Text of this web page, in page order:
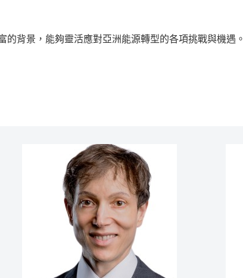
背景，能夠靈活應對亞洲能源轉型的各項挑戰與機遇。